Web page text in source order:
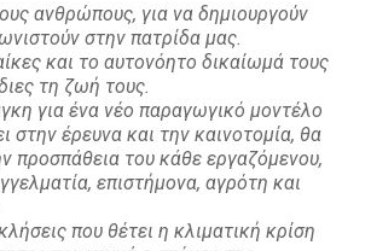
ανθρώπους, για να δημιουργούν
στην πατρίδα μας.
και το αυτονόητο δικαίωμά τους
τη ζωή τους.
για ένα νέο παραγωγικό μοντέλο
στην έρευνα και την καινοτομία, θα
προσπάθεια του κάθε εργαζόμενου,
επιστήμονα, αγρότη και
που θέτει η κλιματική κρίση